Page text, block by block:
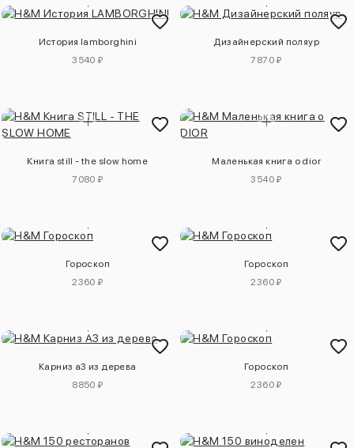
История lamborghini
3540 ₽
Дизайнерский поляур
7870 ₽
Книга still - the slow home
7080 ₽
Маленькая книга о dior
3540 ₽
Гороскоп
2360 ₽
Гороскоп
2360 ₽
Карниз a3 из дерева
8850 ₽
Гороскоп
2360 ₽